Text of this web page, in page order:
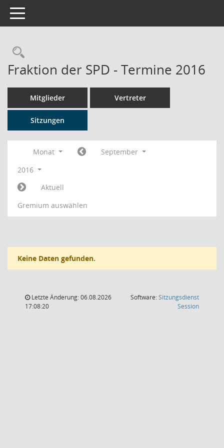
Toggle navigation
Rechercheauswahl
Fraktion der SPD - Termine 2016
Mitglieder Vertreter
Sitzungen
Monat
September
2016
Aktuell
Gremium auswählen
Keine Daten gefunden.
Letzte Änderung: 06.08.2026
17:08:20
Software:Sitzungsdienst
Session(Wird in